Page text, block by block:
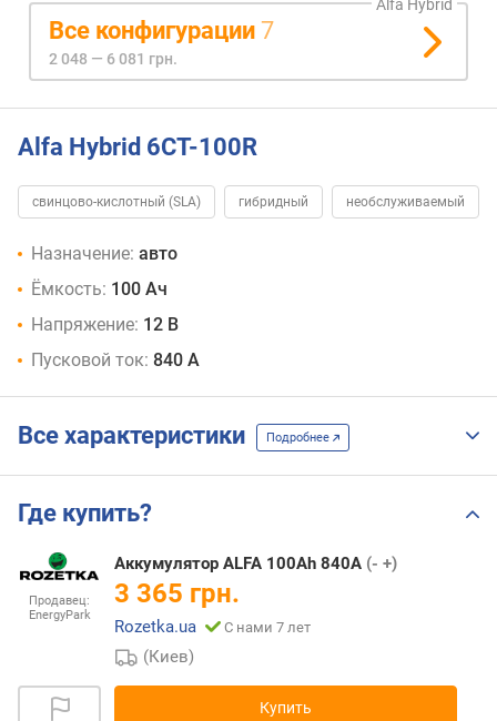
Alfa Hybrid
Все конфигурации 7
2 048 — 6 081 грн.
Alfa Hybrid 6CT-100R
свинцово-кислотный (SLA) гибридный необслуживаемый
Назначение: авто
Ёмкость: 100 Ач
Напряжение: 12 В
Пусковой ток: 840 А
Все характеристики Подробнее
Где купить?
Продавец:
EnergyPark
Аккумулятор ALFA 100Ah 840A (- +)
3 365 грн.
Rozetka.ua С нами 7 лет
(Киев)
Купить